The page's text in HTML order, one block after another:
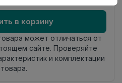
в корзину
может отличаться от
сайте. Проверяйте
и комплектации